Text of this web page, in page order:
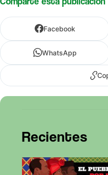
Facebook
WhatsApp
Recientes